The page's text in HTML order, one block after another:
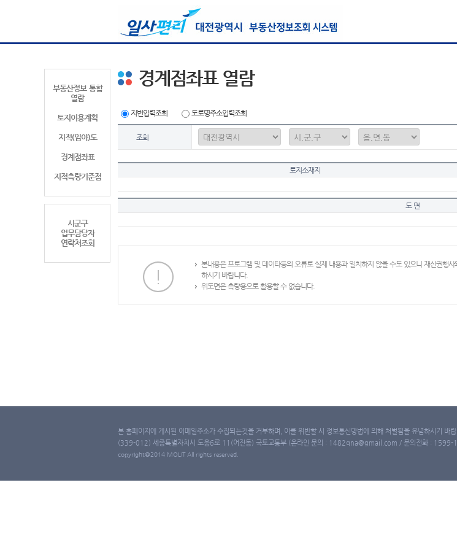
부동산정보 통합
열람
토지이용계획
지적(임야)도
경계점좌표
지적측량기준점
시군구
업무담당자
연락처조회
경계점좌표 열람
지번입력조회 도로명주소입력조회
조회
토지소재지
도 면
본내용은 프로그램 및 데이타등의 오류로 실제 내용과 일치하지 않을 수도 있으니 재산권행
하시기 바랍니다.
위도면은 측량용으로 활용할 수 없습니다.
본 홈페이지에 게시된 이메일주소가 수집되는것을 거부하며, 이를 위반할 시 정보통신망법에 의해 처벌됨을 유념하시기 바랍
(339-012) 세종특별자치시 도움6로 11(어진동) 국토교통부 (온라인 문의 : 1482qna@gmail.com / 문의전화 : 1599-
copyright@2014 MOLIT All rights reserved.